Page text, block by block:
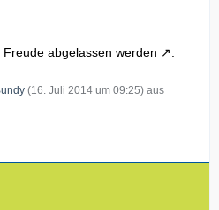
abgelassen werden
(16. Juli 2014 um 09:25) aus